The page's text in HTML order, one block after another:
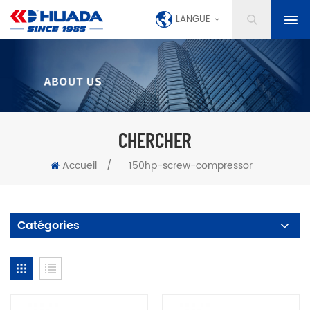
LANGUE
CHERCHER
Accueil / 150hp-screw-compressor
Catégories